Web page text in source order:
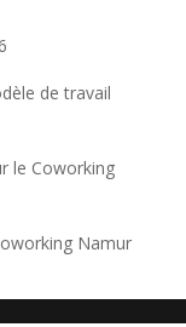
de travail
le Coworking
Namur